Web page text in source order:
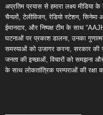
अप्रतिम प्रयास से हमारा लक्ष्य मीडिया
चैनलों, टेलीविजन, रेडियो स्टेशन, सिनेमा
ईमानदार, और निष्पक्ष टीम के साथ
घटनाओं पर प्रकाश डालना, उनका
समस्याओं को उजागर करना, सरकार की
जनता की इच्छाओं, विचारों को समझना
के साथ लोकतांत्रिक परम्पराओं की रक्षा